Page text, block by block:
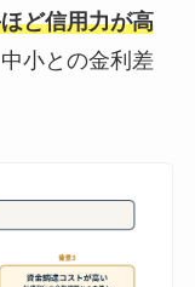
ど信用力が高
小との金利差